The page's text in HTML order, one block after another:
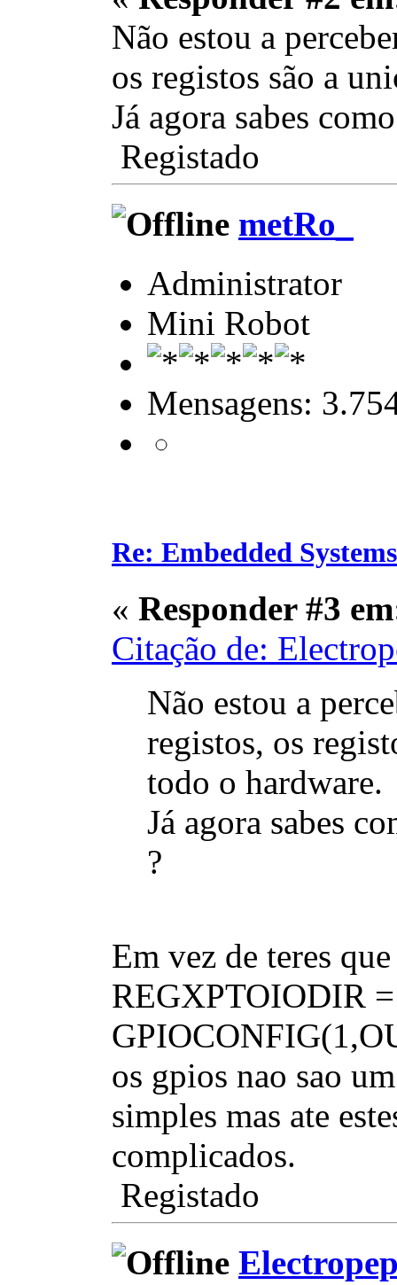
Não estou a
os registos são a
Já agora sabes
Registado
metRo_
Administrator
Mini Robot
Mensagens:
Re: Embedded
« Responder #3
Citação de:
Não estou a
registos, os
todo o hardware.
Já agora sabes
?
Em vez de teres
REGXPTOIODIR
os gpios nao sao
simples mas ate
complicados.
Registado